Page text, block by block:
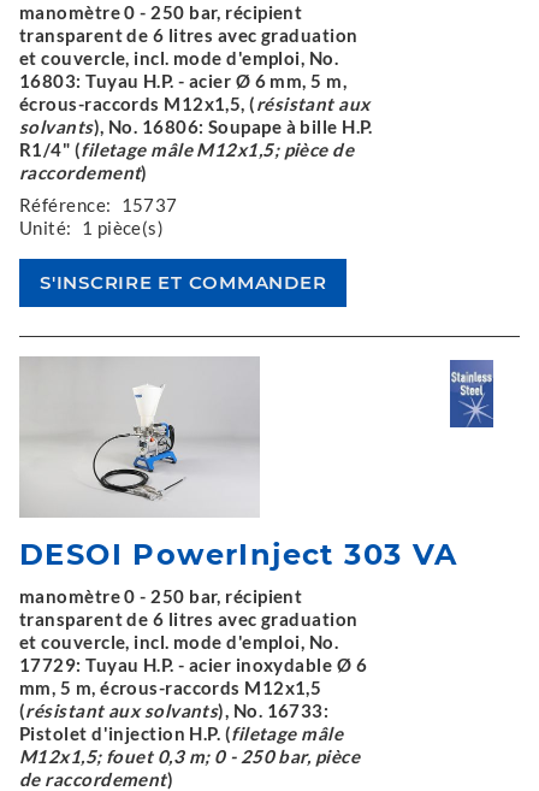
manomètre 0 - 250 bar, récipient
transparent de 6 litres avec graduation
et couvercle, incl. mode d'emploi, No.
16803: Tuyau H.P. - acier Ø 6 mm, 5 m,
écrous-raccords M12x1,5, (résistant aux
solvants), No. 16806: Soupape à bille H.P.
R1/4" (filetage mâle M12x1,5; pièce de
raccordement)
Référence:
15737
Unité:
1 pièce(s)
DESOI PowerInject 303 VA
manomètre 0 - 250 bar, récipient
transparent de 6 litres avec graduation
et couvercle, incl. mode d'emploi, No.
17729: Tuyau H.P. - acier inoxydable Ø 6
mm, 5 m, écrous-raccords M12x1,5
(résistant aux solvants), No. 16733:
Pistolet d'injection H.P. (filetage mâle
M12x1,5; fouet 0,3 m; 0 - 250 bar, pièce
de raccordement)